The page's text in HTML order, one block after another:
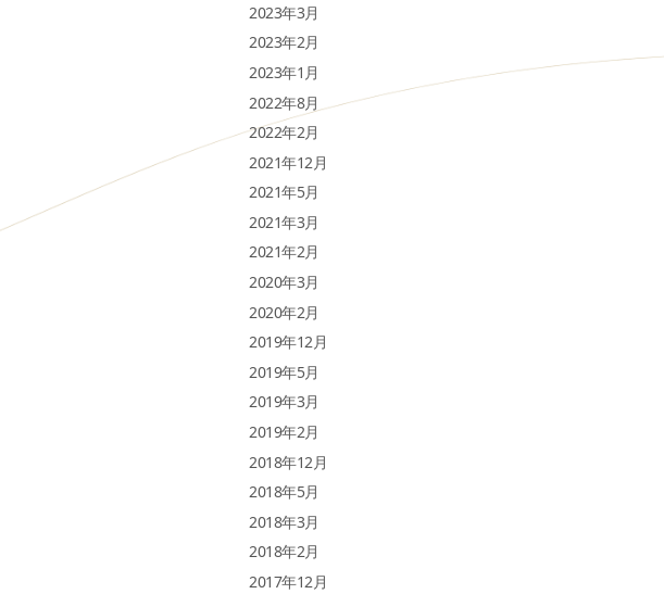
2023年3月
2023年2月
2023年1月
2022年8月
2022年2月
2021年12月
2021年5月
2021年3月
2021年2月
2020年3月
2020年2月
2019年12月
2019年5月
2019年3月
2019年2月
2018年12月
2018年5月
2018年3月
2018年2月
2017年12月